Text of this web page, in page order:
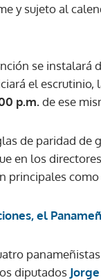
y sujeto al
se instalará
el escrutinio,
p.m.de ese
de paridad
en los
principales como
el
diputados